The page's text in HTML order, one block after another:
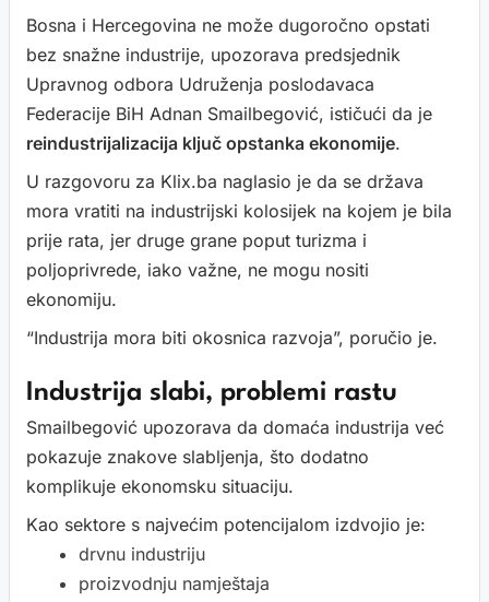
Bosna i Hercegovina ne može dugoročno opstati
bez snažne industrije, upozorava predsjednik
Upravnog odbora Udruženja poslodavaca
Federacije BiH Adnan Smailbegović, ističući da je
reindustrijalizacija ključ opstanka ekonomije.
U razgovoru za Klix.ba naglasio je da se država
mora vratiti na industrijski kolosijek na kojem je bila
prije rata, jer druge grane poput turizma i
poljoprivrede, iako važne, ne mogu nositi
ekonomiju.
“Industrija mora biti okosnica razvoja”, poručio je.
Industrija slabi, problemi rastu
Smailbegović upozorava da domaća industrija već
pokazuje znakove slabljenja, što dodatno
komplikuje ekonomsku situaciju.
Kao sektore s najvećim potencijalom izdvojio je:
drvnu industriju
proizvodnju namještaja